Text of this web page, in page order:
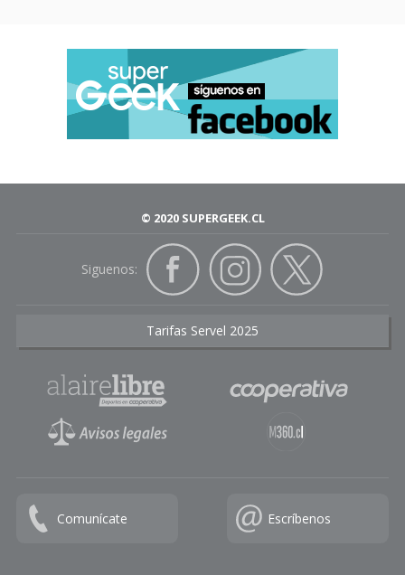
© 2020 SUPERGEEK.CL
Siguenos:
Tarifas Servel 2025
Comunícate Escríbenos